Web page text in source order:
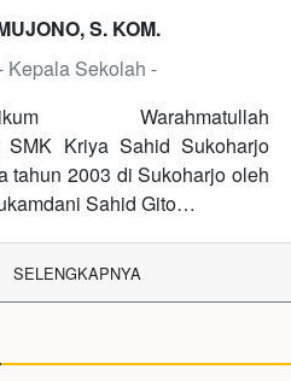
S. KOM.
Kepala Sekolah -
Warahmatullah
SMK Kriya Sahid Sukoharjo
tahun 2003 di Sukoharjo oleh
Sahid Gito…
SELENGKAPNYA